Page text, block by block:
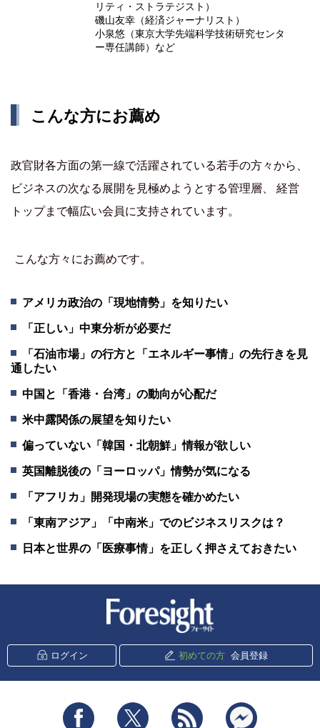
リティ・ストラテジスト）
磯山友幸（経済ジャーナリスト）
小泉悠（東京大学先端科学技術研究センタ
ー専任講師）など
こんな方にお薦め
政官財各方面の第一線で活躍されている若手の方々から、
ビジネスの次なる展開を見極めようとする管理層、 経営
トップまで幅広い会員に支持されています。
こんな方々にお薦めです。
アメリカ政治の「現地情勢」を知りたい
「正しい」中東分析が必要だ
「石油市場」の行方と「エネルギー事情」の先行きを見
通したい
中国と「香港・台湾」の動向が心配だ
米中露関係の展望を知りたい
偏っていない「韓国・北朝鮮」情報が欲しい
英国離脱後の「ヨーロッパ」情勢が気になる
「アフリカ」開発現場の実態を確かめたい
「東南アジア」「中南米」でのビジネスリスクは？
日本と世界の「医療事情」を正しく押さえておきたい
ログイン 初めての方 会員登録
Facebook Twitter RSS